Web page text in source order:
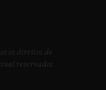
os direitos de
reservados